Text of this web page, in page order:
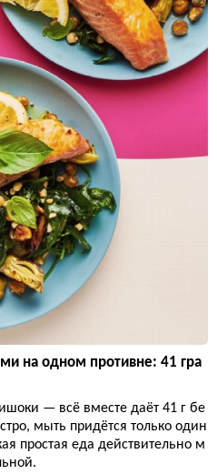
на одном противне: 41 гра
— всё вместе даёт 41 г бе
мыть придётся только один
простая еда действительно м